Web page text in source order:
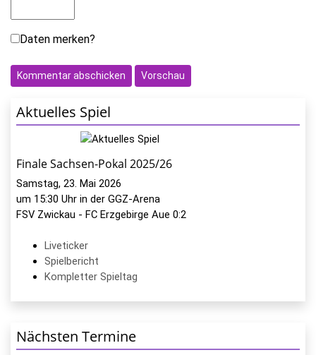
Daten merken?
Aktuelles Spiel
Finale Sachsen-Pokal 2025/26
Samstag, 23. Mai 2026
um 15:30 Uhr in der GGZ-Arena
FSV Zwickau - FC Erzgebirge Aue 0:2
Liveticker
Spielbericht
Kompletter Spieltag
Nächsten Termine